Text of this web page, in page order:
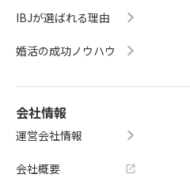
IBJが選ばれる理由
婚活の成功ノウハウ
会社情報
運営会社情報
会社概要